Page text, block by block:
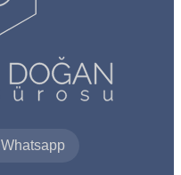
Whatsapp